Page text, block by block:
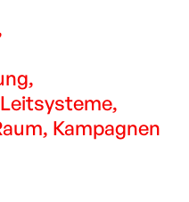
Kampagnen